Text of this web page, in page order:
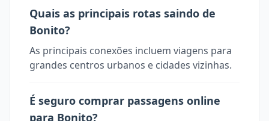
Quais as principais rotas saindo de
Bonito?
As principais conexões incluem viagens para
grandes centros urbanos e cidades vizinhas.
É seguro comprar passagens online
para Bonito?